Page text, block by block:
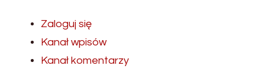
Zaloguj się
Kanał wpisów
Kanał komentarzy